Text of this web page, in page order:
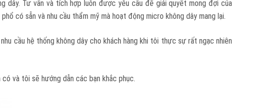
dây. Tư vấn và tích hợp luôn được yêu cầu để giải quyết mong đợi của
có sẵn và nhu cầu thẩm mỹ mà hoạt động micro không dây mang lại.
cầu hệ thống không dây cho khách hàng khi tôi thực sự rất ngạc nhiên
và tôi sẽ hướng dẫn các bạn khắc phục.